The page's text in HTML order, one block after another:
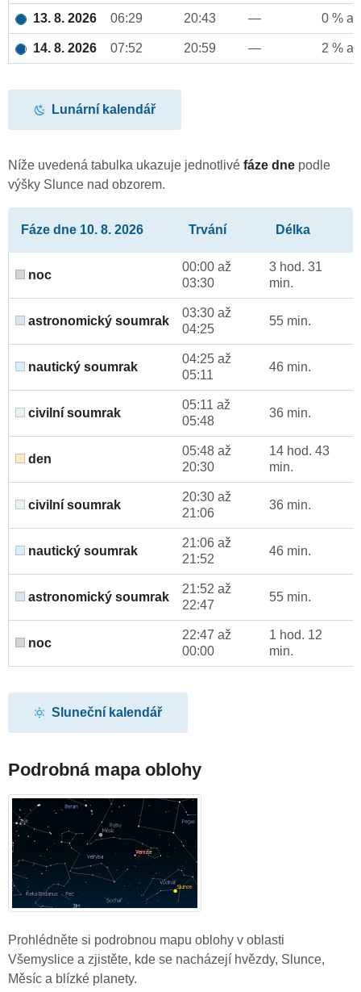
13. 8. 2026 06:29 20:43 — 0 %
14. 8. 2026 07:52 20:59 — 2 %
Lunární kalendář
Níže uvedená tabulka ukazuje jednotlivé fáze dne podle
výšky Slunce nad obzorem.
Fáze dne 10. 8. 2026 Trvání Délka
noc
00:00 až
03:30
3 hod. 31
min.
astronomický soumrak
03:30 až
04:25
55 min.
nautický soumrak
04:25 až
05:11
46 min.
civilní soumrak
05:11 až
05:48
36 min.
den
05:48 až
20:30
14 hod. 43
min.
civilní soumrak
20:30 až
21:06
36 min.
nautický soumrak
21:06 až
21:52
46 min.
astronomický soumrak
21:52 až
22:47
55 min.
noc
22:47 až
00:00
1 hod. 12
min.
Sluneční kalendář
Podrobná mapa oblohy
Prohlédněte si podrobnou mapu oblohy v oblasti
Všemyslice a zjistěte, kde se nacházejí hvězdy, Slunce,
Měsíc a blízké planety.